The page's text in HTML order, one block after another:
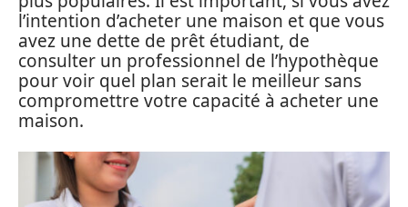
l’intention d’acheter une maison et que vous
avez une dette de prêt étudiant, de
consulter un professionnel de l’hypothèque
pour voir quel plan serait le meilleur sans
compromettre votre capacité à acheter une
maison.